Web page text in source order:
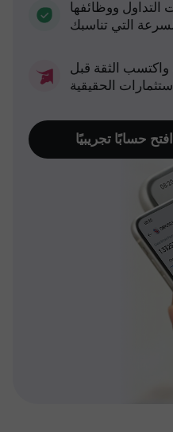
ووظائفها
التي تناسبك
واكتسب الثقة قبل
الحقيقية
افتح حسابًا تجريبيًا